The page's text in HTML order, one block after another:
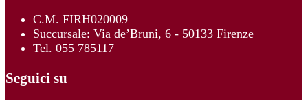
C.M. FIRH020009
Succursale: Via de’Bruni, 6 - 50133 Firenze
Tel. 055 785117
Seguici su